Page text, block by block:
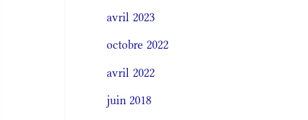
avril 2023
octobre 2022
avril 2022
juin 2018